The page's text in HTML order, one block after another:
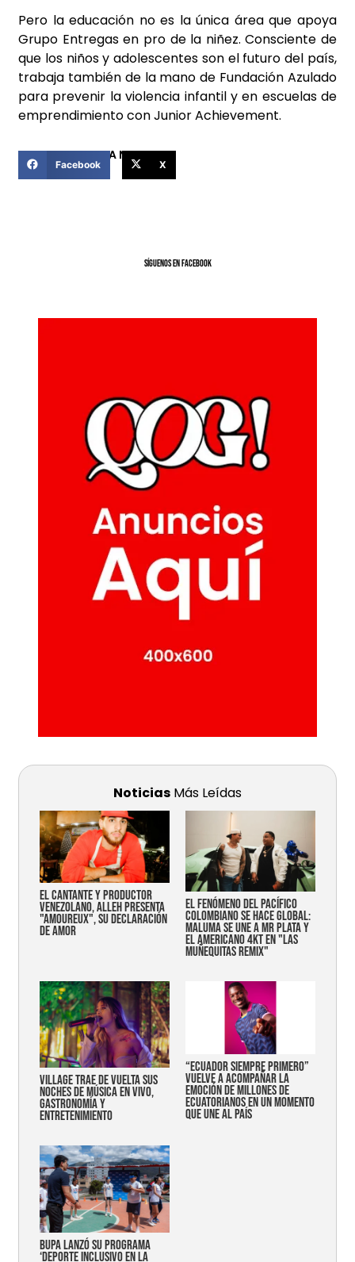
Pero la educación no es la única área que apoya
Grupo Entregas en pro de la niñez. Consciente de
que los niños y adolescentes son el futuro del país,
trabaja también de la mano de Fundación Azulado
para prevenir la violencia infantil y en escuelas de
emprendimiento con Junior Achievement.
COMPARTIR ESTA NOTICIA
Facebook X
SíGUENOS EN FACEBOOK
Noticias Más Leídas
EL CANTANTE Y PRODUCTOR
VENEZOLANO, ALLEH PRESENTA
"AMOUREUX", SU DECLARACIÓN
DE AMOR
EL FENÓMENO DEL PACÍFICO
COLOMBIANO SE HACE GLOBAL:
MALUMA SE UNE A MR PLATA Y
EL AMERICANO 4KT EN "LAS
MUÑEQUITAS REMIX"
Village trae de vuelta sus
noches de música en vivo,
gastronomía y
entretenimiento
“Ecuador siempre primero”
vuelve a acompañar la
emoción de millones de
ecuatorianos en un momento
que une al país
Bupa lanzó su programa
‘Deporte Inclusivo en la